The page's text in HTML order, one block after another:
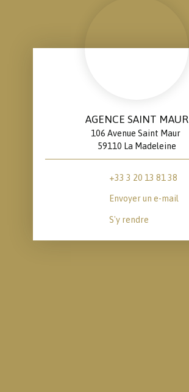
AGENCE SAINT MAUR
106 Avenue Saint Maur
59110 La Madeleine
+33 3 20 13 81 38
Envoyer un e-mail
S'y rendre